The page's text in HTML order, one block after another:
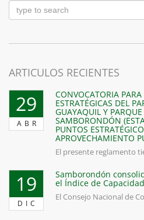
ARTICULOS RECIENTES
29
ABR
CONVOCATORIA
ESTRATÉGICAS DEL
GUAYAQUIL Y
SAMBORONDÓN
PUNTOS
APROVECHAMIENTO
El presente reglamento
19
DIC
Samborondón
el Índice de
El Consejo Nacional de